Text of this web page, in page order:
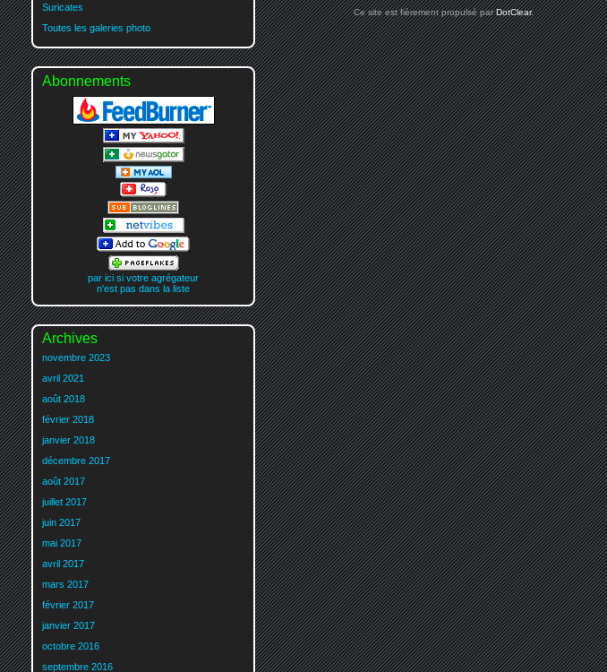
Suricates
Toutes les galeries photo
Abonnements
par ici si votre agrégateur
n'est pas dans la liste
Archives
novembre 2023
avril 2021
août 2018
février 2018
janvier 2018
décembre 2017
août 2017
juillet 2017
juin 2017
mai 2017
avril 2017
mars 2017
février 2017
janvier 2017
octobre 2016
septembre 2016
Ce site est fièrement propulsé parDotClear.